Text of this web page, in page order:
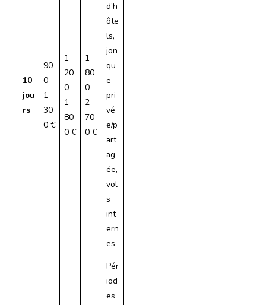
10
jou
rs
90
0–
1
30
0 €
1
20
0–
1
80
0 €
1
80
0–
2
70
0 €
d’h
ôte
ls,
jon
qu
e
pri
vé
e/p
art
ag
ée,
vol
s
int
ern
es
Pér
iod
es